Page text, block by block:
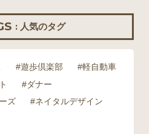
: 人気のタグ
#遊歩倶楽部
#軽自動車
#ダナー
ズ
#ネイタルデザイン